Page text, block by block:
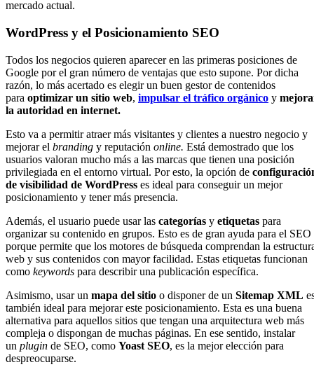
mercado actual.
WordPress y el Posicionamiento SEO
Todos los negocios quieren aparecer en las primeras posiciones de
Google por el gran número de ventajas que esto supone. Por dicha
razón, lo más acertado es elegir un buen gestor de contenidos
para optimizar un sitio web, impulsar el tráfico orgánico y
la autoridad en internet.
Esto va a permitir atraer más visitantes y clientes a nuestro negocio y
mejorar el branding y reputación online. Está demostrado que los
usuarios valoran mucho más a las marcas que tienen una posición
privilegiada en el entorno virtual. Por esto, la opción de
de visibilidad de WordPress es ideal para conseguir un mejor
posicionamiento y tener más presencia.
Además, el usuario puede usar las categorías y etiquetas para
organizar su contenido en grupos. Esto es de gran ayuda para el SEO
porque permite que los motores de búsqueda comprendan la
web y sus contenidos con mayor facilidad. Estas etiquetas funcionan
como keywords para describir una publicación específica.
Asimismo, usar un mapa del sitio o disponer de un Sitemap XML
también ideal para mejorar este posicionamiento. Esta es una buena
alternativa para aquellos sitios que tengan una arquitectura web más
compleja o dispongan de muchas páginas. En ese sentido, instalar
un plugin de SEO, como Yoast SEO, es la mejor elección para
despreocuparse.